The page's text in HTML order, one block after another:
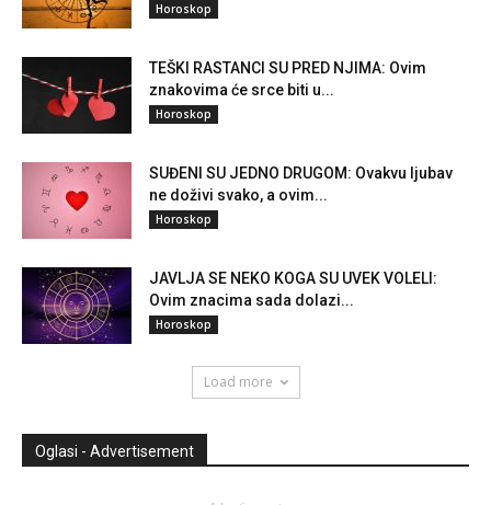
Horoskop
TEŠKI RASTANCI SU PRED NJIMA: Ovim
znakovima će srce biti u...
Horoskop
SUĐENI SU JEDNO DRUGOM: Ovakvu ljubav
ne doživi svako, a ovim...
Horoskop
JAVLJA SE NEKO KOGA SU UVEK VOLELI:
Ovim znacima sada dolazi...
Horoskop
Load more
Oglasi - Advertisement